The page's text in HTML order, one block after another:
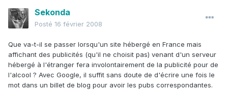
Sekonda
Posté 16 février 2008
Que va-t-il se passer lorsqu'un site hébergé en France mais
affichant des publicités (qu'il ne choisit pas) venant d'un serveur
hébergé à l'étranger fera involontairement de la publicité pour de
l'alcool ? Avec Google, il suffit sans doute de d'écrire une fois le
mot dans un billet de blog pour avoir les pubs correspondantes.